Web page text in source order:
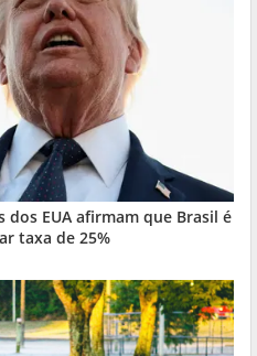
dos EUA afirmam que Brasil é
taxa de 25%